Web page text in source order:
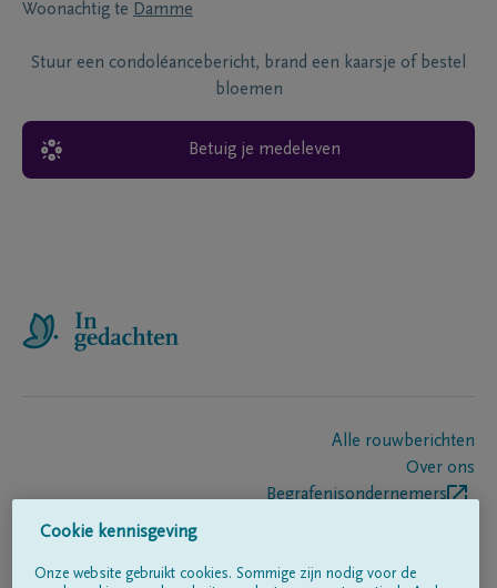
Woonachtig te Damme
Stuur een condoléancebericht, brand een kaarsje of bestel
bloemen
Betuig je medeleven
Alle rouwberichten
Over ons
Begrafenisondernemers
Cookie kennisgeving
Onze website gebruikt cookies. Sommige zijn nodig voor de